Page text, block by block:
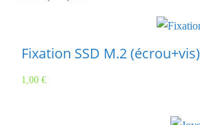
Fixation SSD M.2 (écrou+vis)
1,00 €